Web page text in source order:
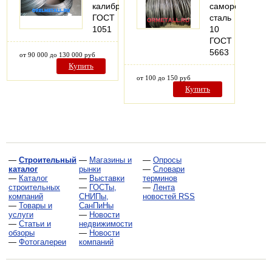
калиброванный
ГОСТ
1051
от 90 000 до 130 000 руб
Купить
саморезов
сталь
10
ГОСТ
5663
от 100 до 150 руб
Купить
— Строительный
каталог
— Каталог
строительных
компаний
— Товары и
услуги
— Статьи и
обзоры
— Фотогалереи
— Магазины и
рынки
— Выставки
— ГОСТы,
СНИПы,
СанПиНы
— Новости
недвижимости
— Новости
компаний
— Опросы
— Словари
терминов
— Лента
новостей RSS